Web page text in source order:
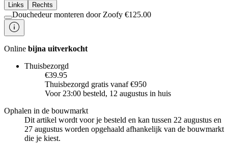
Links Rechts
Douchedeur monteren door Zoofy €125.00
Online bijna uitverkocht
Thuisbezorgd
€39.95
Thuisbezorgd gratis vanaf €950
Voor 23:00 besteld, 12 augustus in huis
Ophalen in de bouwmarkt
Dit artikel wordt voor je besteld en kan tussen 22 augustus en
27 augustus worden opgehaald afhankelijk van de bouwmarkt
die je kiest.